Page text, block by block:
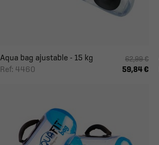
Aqua bag ajustable - 15 kg
Ref: 4460
62,99 €
59,84 €